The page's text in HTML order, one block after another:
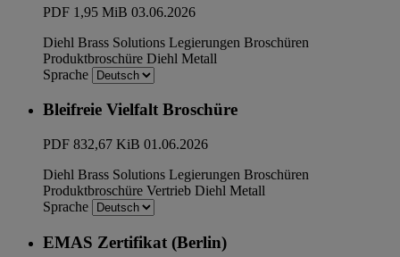
PDF 1,95 MiB 03.06.2026
Diehl Brass Solutions Legierungen Broschüren
Produktbroschüre Diehl Metall
Sprache
Bleifreie Vielfalt Broschüre
PDF 832,67 KiB 01.06.2026
Diehl Brass Solutions Legierungen Broschüren
Produktbroschüre Vertrieb Diehl Metall
Sprache
EMAS Zertifikat (Berlin)